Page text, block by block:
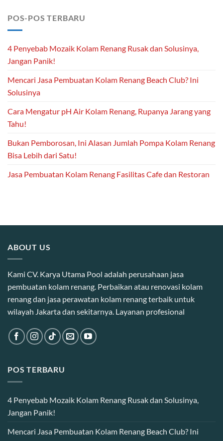
POS-POS TERBARU
4 Penyebab Mozaik Kolam Renang Rusak dan Solusinya,
Jangan Panik!
Mencari Jasa Pembuatan Kolam Renang Beach Club? Ini
Solusinya
Cara Mengatur pH Air Kolam Renang, Rupanya Jarang yang
Tahu!
Bukan Pemborosan, Ini Alasan Jumlah Pompa Kolam Renang
Bisa Lebih dari Satu!
Jasa Pembuatan Kolam Renang Fasilitas Cafe dan Restoran
ABOUT US
Kami CV. Karya Utama Pool adalah perusahaan jasa
pembuatan kolam renang. Perbaikan atau renovasi kolam
renang dan jasa perawatan kolam renang terbaik untuk
wilayah Jakarta dan sekitarnya. Layanan profesional
POS TERBARU
4 Penyebab Mozaik Kolam Renang Rusak dan Solusinya,
Jangan Panik!
Mencari Jasa Pembuatan Kolam Renang Beach Club? Ini